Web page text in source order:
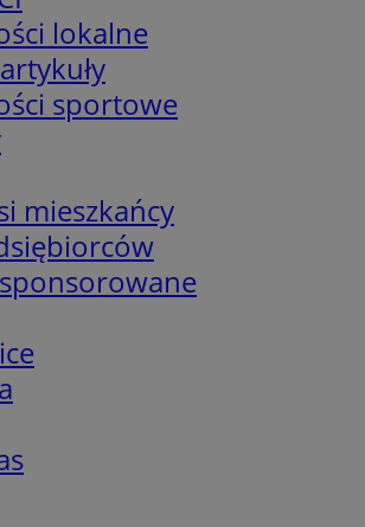
lokalne
sportowe
mieszkańcy